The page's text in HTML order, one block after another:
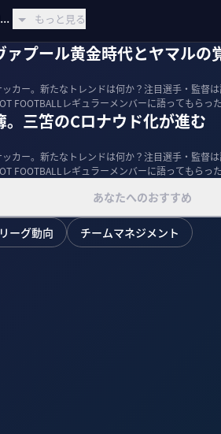
もっと見る
プール黄金時代とヤマルの
カー。新たなトレンドは何か？注目選手・監督
三笘のCロナウド化が進む
カー。新たなトレンドは何か？注目選手・監督
あなたへのおすすめ
ーグ動向 チームマネジメント